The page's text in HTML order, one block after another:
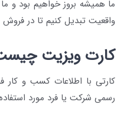
ما همیشه بروز خواهیم بود و
واقعیت تبدیل کنیم تا در
کارت ویزیت
کارتی با اطلاعات کسب و
رسمی شرکت یا فرد مورد